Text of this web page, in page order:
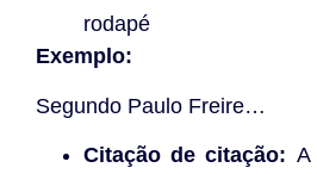
rodapé
Exemplo:
Segundo Paulo Freire…
Citação de citação: A